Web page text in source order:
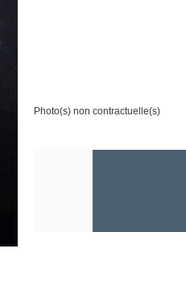
Photo(s) non contractuelle(s)